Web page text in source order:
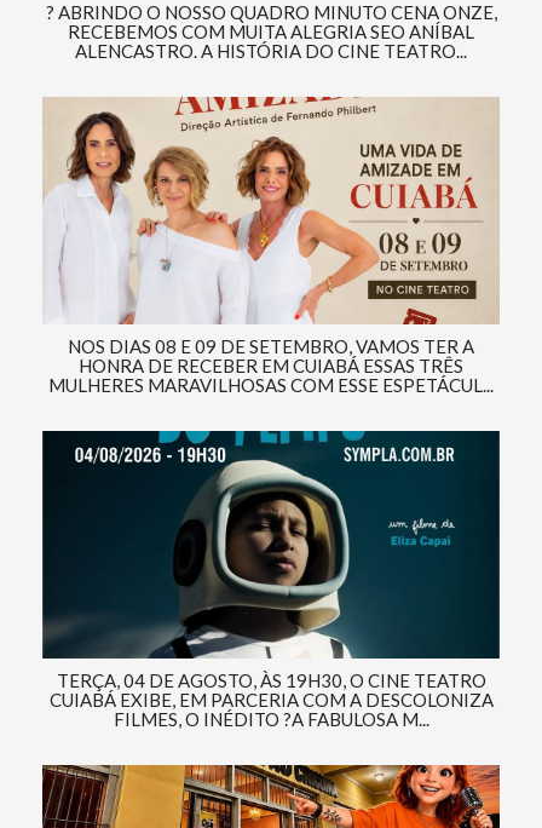
? ABRINDO O NOSSO QUADRO MINUTO CENA ONZE,
RECEBEMOS COM MUITA ALEGRIA SEO ANÍBAL
ALENCASTRO. A HISTÓRIA DO CINE TEATRO...
NOS DIAS 08 E 09 DE SETEMBRO, VAMOS TER A
HONRA DE RECEBER EM CUIABÁ ESSAS TRÊS
MULHERES MARAVILHOSAS COM ESSE ESPETÁCUL...
TERÇA, 04 DE AGOSTO, ÀS 19H30, O CINE TEATRO
CUIABÁ EXIBE, EM PARCERIA COM A DESCOLONIZA
FILMES, O INÉDITO ?A FABULOSA M...